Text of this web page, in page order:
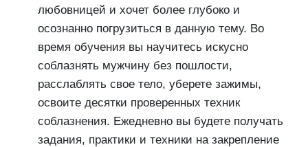
любовницей и хочет более глубоко и
осознанно погрузиться в данную тему. Во
время обучения вы научитесь искусно
соблазнять мужчину без пошлости,
расслаблять свое тело, уберете зажимы,
освоите десятки проверенных техник
соблазнения. Ежедневно вы будете получать
задания, практики и техники на закрепление